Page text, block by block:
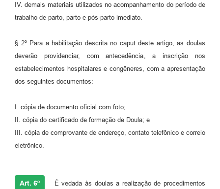
IV. demais materiais utilizados no acompanhamento do período de
trabalho de parto, parto e pós-parto imediato.
§ 2º Para a habilitação descrita no caput deste artigo, as doulas
deverão providenciar, com antecedência, a inscrição nos
estabelecimentos hospitalares e congêneres, com a apresentação
dos seguintes documentos:
I. cópia de documento oficial com foto;
II. cópia do certificado de formação de Doula; e
III. cópia de comprovante de endereço, contato telefônico e correio
eletrônico.
Art. 6º É vedada às doulas a realização de procedimentos